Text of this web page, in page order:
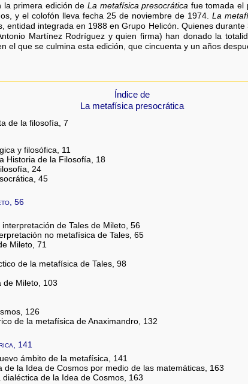
la primera edición de La metafísica presocrática fue tomada el
y el colofón lleva fecha 25 de noviembre de 1974.La
entidad integrada en 1988 en Grupo Helicón. Quienes
Martínez Rodríguez y quien firma) han donado la
el que se culmina esta edición, que cincuenta y un años
Índice de
La metafísica presocrática
de la filosofía, 7
y filosófica, 11
Historia de la Filosofía, 18
24
45
56
de Tales de Mileto, 56
no metafísica de Tales, 65
Mileto, 71
de la metafísica de Tales, 98
Mileto, 103
126
de la metafísica de Anaximandro, 132
141
ámbito de la metafísica, 141
de la Idea de Cosmos por medio de las matemáticas, 163
de la Idea de Cosmos, 163